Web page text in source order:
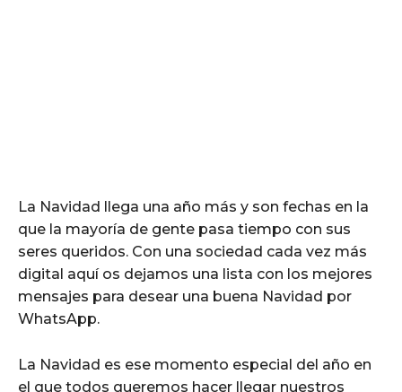
La Navidad llega una año más y son fechas en la
que la mayoría de gente pasa tiempo con sus
seres queridos. Con una sociedad cada vez más
digital aquí os dejamos una lista con los mejores
mensajes para desear una buena Navidad por
WhatsApp.
La Navidad es ese momento especial del año en
el que todos queremos hacer llegar nuestros